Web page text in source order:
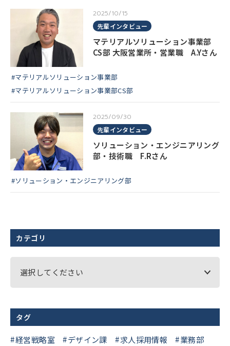
2025/10/15
先輩インタビュー
マテリアルソリューション事業部
CS部 大阪営業所・営業職 A.Yさん
#マテリアルソリューション事業部
#マテリアルソリューション事業部CS部
2025/09/30
先輩インタビュー
ソリューション・エンジニアリング
部・技術職 F.Rさん
#ソリューション・エンジニアリング部
カテゴリ
選択してください
タグ
経営戦略室 デザイン課 求人採用情報
業務部